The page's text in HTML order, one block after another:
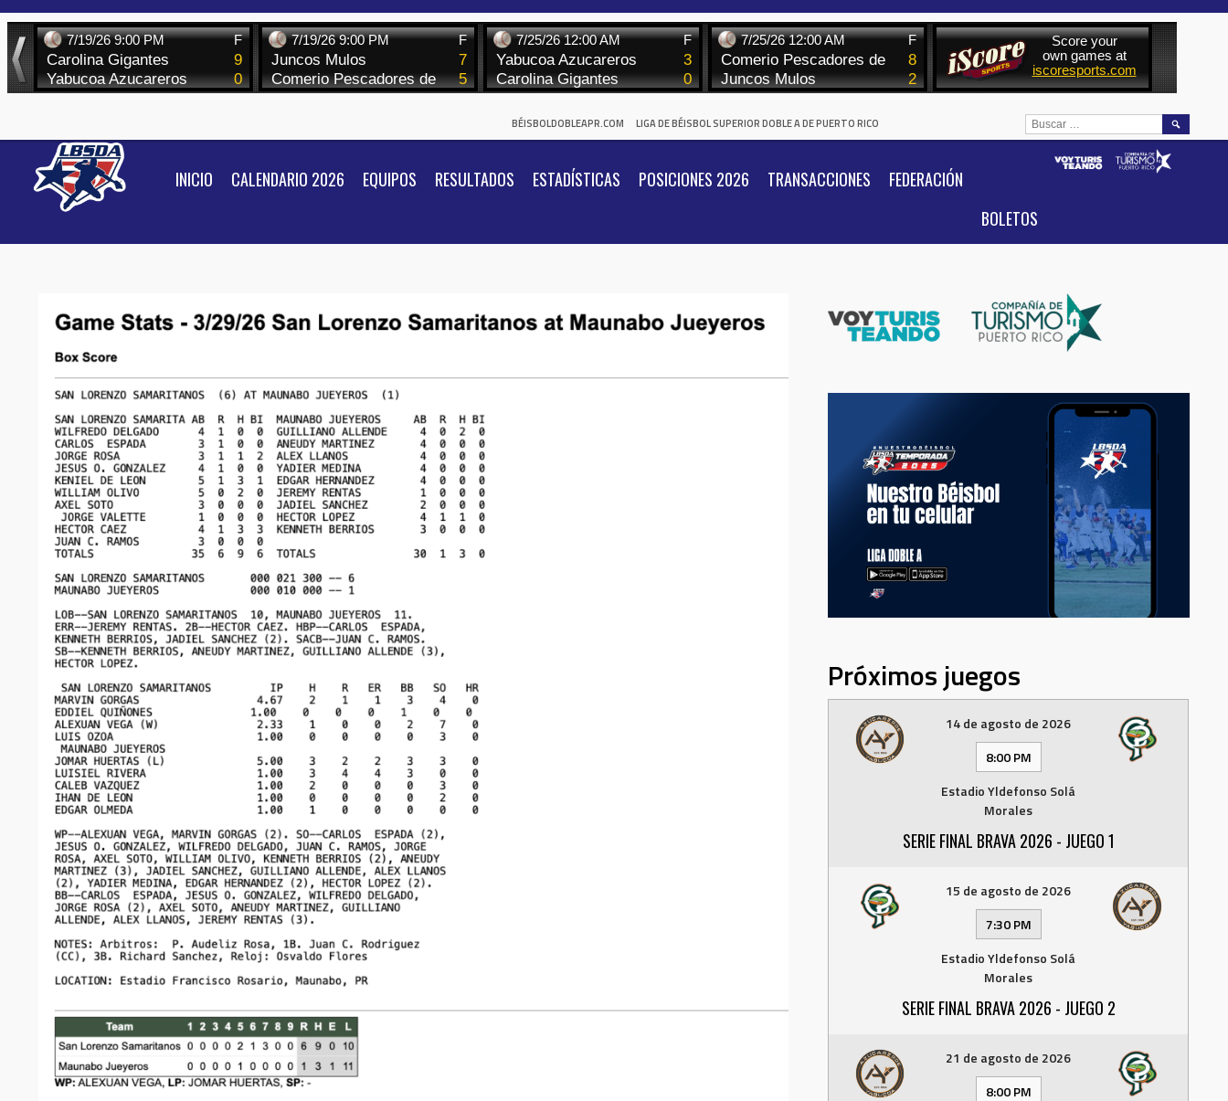
Skip
to
content
BÉISBOLDOBLEAPR.COM LIGA DE BÉISBOL SUPERIOR DOBLE A DE PUERTO RICO
INICIO CALENDARIO 2026 EQUIPOS RESULTADOS ESTADÍSTICAS POSICIONES 2026 TRANSACCIONES
FEDERACIÓN
BOLETOS
BUSCAR:
Próximos juegos
14 de agosto de 2026
8:00 PM
Estadio Yldefonso Solá
Morales
SERIE FINAL BRAVA 2026 - JUEGO 1
15 de agosto de 2026
7:30 PM
Estadio Yldefonso Solá
Morales
SERIE FINAL BRAVA 2026 - JUEGO 2
21 de agosto de 2026
8:00 PM